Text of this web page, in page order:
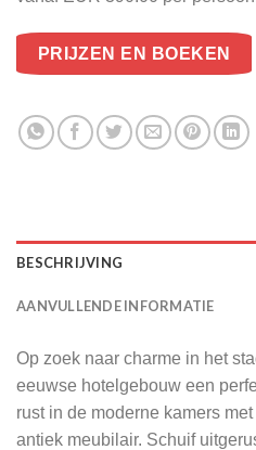
PRIJZEN EN BOEKEN
BESCHRIJVING
AANVULLENDE INFORMATIE
Op zoek naar charme in het
eeuwse hotelgebouw een
rust in de moderne kamers
antiek meubilair. Schuif